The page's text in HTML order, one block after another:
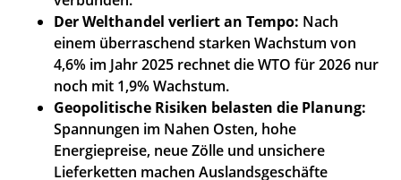
Der Welthandel verliert an Tempo: Nach
einem überraschend starken Wachstum von
4,6% im Jahr 2025 rechnet die WTO für 2026 nur
noch mit 1,9% Wachstum.
Geopolitische Risiken belasten die Planung:
Spannungen im Nahen Osten, hohe
Energiepreise, neue Zölle und unsichere
Lieferketten machen Auslandsgeschäfte